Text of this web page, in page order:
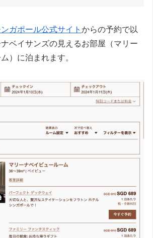
ガポール公式サイトからの予約で以
ベイサンズの見えるお部屋（マリー
）に泊まれます。